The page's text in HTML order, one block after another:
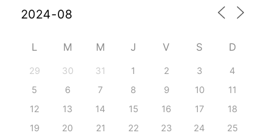
L M M J V S D
29 30 31 1 2 3
4
5
6 7 8 9 10
11
12
13 14 15 16 17
18
19
20 21 22 23 24
25